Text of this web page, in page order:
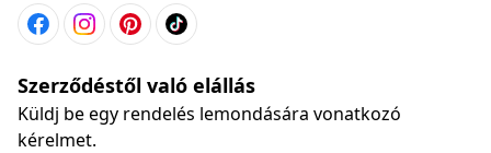
Szerződéstől való elállás
Küldj be egy rendelés lemondására vonatkozó
kérelmet.